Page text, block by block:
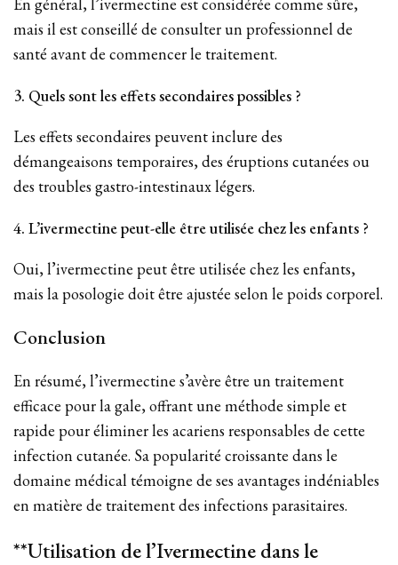
mais il est conseillé de consulter un professionnel de
santé avant de commencer le traitement.
3. Quels sont les effets secondaires possibles ?
Les effets secondaires peuvent inclure des
démangeaisons temporaires, des éruptions cutanées ou
des troubles gastro-intestinaux légers.
4. L’ivermectine peut-elle être utilisée chez les enfants ?
Oui, l’ivermectine peut être utilisée chez les enfants,
mais la posologie doit être ajustée selon le poids corporel.
Conclusion
En résumé, l’ivermectine s’avère être un traitement
efficace pour la gale, offrant une méthode simple et
rapide pour éliminer les acariens responsables de cette
infection cutanée. Sa popularité croissante dans le
domaine médical témoigne de ses avantages indéniables
en matière de traitement des infections parasitaires.
**Utilisation de l’Ivermectine dans le